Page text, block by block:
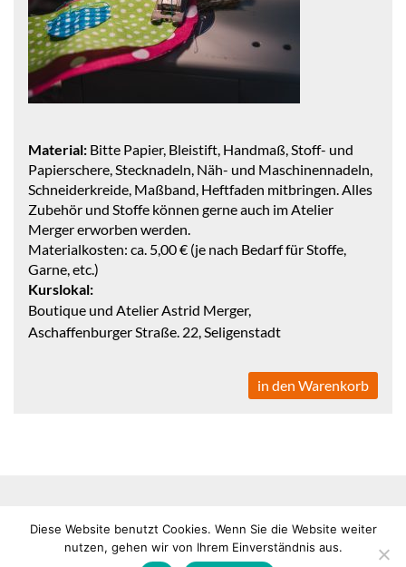
Material: Bitte Papier, Bleistift, Handmaß, Stoff- und
Papierschere, Stecknadeln, Näh- und Maschinennadeln,
Schneiderkreide, Maßband, Heftfaden mitbringen. Alles
Zubehör und Stoffe können gerne auch im Atelier
Merger erworben werden.
Materialkosten: ca. 5,00 € (je nach Bedarf für Stoffe,
Garne, etc.)
Kurslokal:
Boutique und Atelier Astrid Merger,
Aschaffenburger Straße. 22, Seligenstadt
in den Warenkorb
vorbehalten
VHS
Seligenstadt
Diese Website benutzt Cookies. Wenn Sie die Website weiter
nutzen, gehen wir von Ihrem Einverständnis aus.